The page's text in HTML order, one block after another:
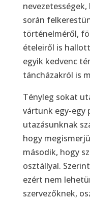
során
történelméről,
ételeiről is
egyik kedvenc
táncházakról is
Tényleg sokat
vártunk egy-egy
utazásunknak
hogy
második, hogy
osztállyal.
ezért nem
szervezőknek,